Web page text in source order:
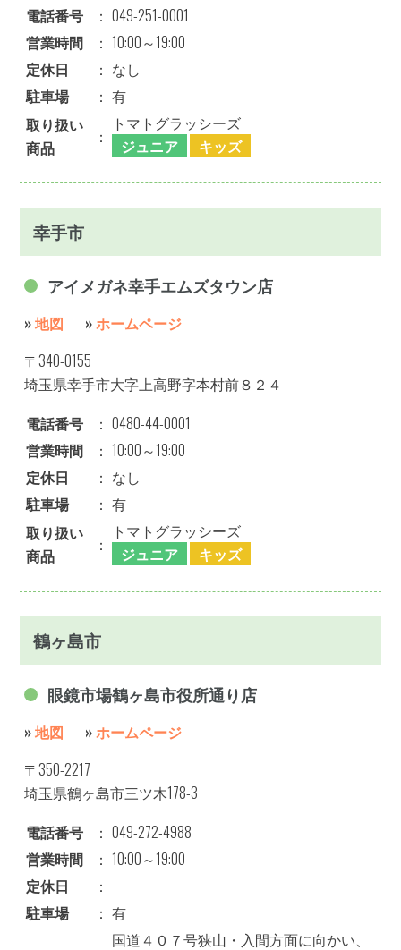
電話番号
： 049-251-0001
営業時間
： 10:00～19:00
定休日
： なし
駐車場
： 有
取り扱い
商品
：
トマトグラッシーズ
ジュニア
キッズ
幸手市
アイメガネ幸手エムズタウン店
»地図 »ホームページ
〒340-0155
埼玉県幸手市大字上高野字本村前８２４
電話番号
： 0480-44-0001
営業時間
： 10:00～19:00
定休日
： なし
駐車場
： 有
取り扱い
商品
：
トマトグラッシーズ
ジュニア
キッズ
鶴ヶ島市
眼鏡市場鶴ヶ島市役所通り店
»地図 »ホームページ
〒350-2217
埼玉県鶴ヶ島市三ツ木178-3
電話番号
： 049-272-4988
営業時間
： 10:00～19:00
定休日
：
駐車場
： 有
国道４０７号狭山・入間方面に向かい、